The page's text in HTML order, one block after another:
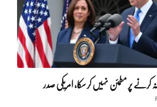
پر مطمئن نہیں کر سکا، امریکی صدر